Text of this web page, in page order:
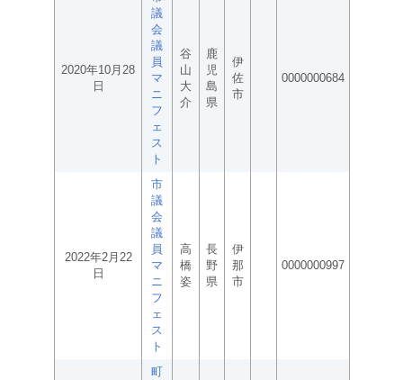
2020年10月28
日
議
会
議
員
マ
ニ
フ
ェ
ス
ト
谷
山
大
介
鹿
児
島
県
伊
佐
市
0000000684
2022年2月22
日
市
議
会
議
員
マ
ニ
フ
ェ
ス
ト
高
橋
姿
長
野
県
伊
那
市
0000000997
町